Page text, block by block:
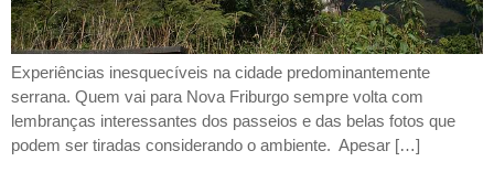
Experiências inesquecíveis na cidade predominantemente
serrana. Quem vai para Nova Friburgo sempre volta com
lembranças interessantes dos passeios e das belas fotos que
podem ser tiradas considerando o ambiente. Apesar […]